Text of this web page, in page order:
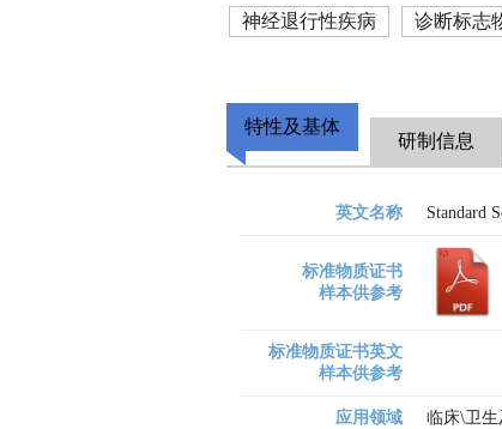
神经退行性疾病 诊断标志
特性及基体
研制信息
英文名称 Standard
标准物质证书
样本供参考
标准物质证书英文
样本供参考
应用领域 临床\卫